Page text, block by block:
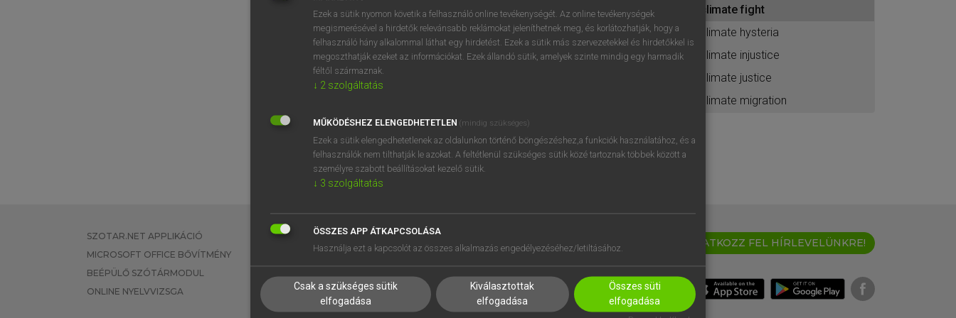
BELÉPÉS
próbaverziójának elindításához
regisztrálok ésbelépek.
REGISZTRÁCIÓ
climate fight
climate hysteria
climate injustice
climate justice
climate migration
SZOTAR.NET APPLIKÁCIÓ
MICROSOFT OFFICE BŐVÍTMÉNY
BEÉPÜLŐ SZÓTÁRMODUL
ONLINE NYELVVIZSGA
EGYÉNI FELHASZNÁLÓKNAK
TANULÓKNAK
VÁLLALATI MEGOLDÁSOK
SÚGÓ
RÓLUNK
SÜTI BEÁLLÍTÁSOK
IRATKOZZ FEL HÍRLEVELÜNKRE!
Ezek a sütik nyomon követik a felhasználó online tevékenységét. Az online tevékenységek
megismerésével a hirdetők relevánsabb reklámokat jeleníthetnek meg, és korlátozhatják, hogy a
felhasználó hány alkalommal láthat egy hirdetést. Ezek a sütik más szervezetekkel és hirdetőkkel is
megoszthatják ezeket az információkat. Ezek állandó sütik, amelyek szinte mindig egy harmadik
féltől származnak.
↓ 2 szolgáltatás
MŰKÖDÉSHEZ ELENGEDHETETLEN (mindig szükséges)
Ezek a sütik elengedhetetlenek az oldalunkon történő böngészéshez,a funkciók használatához, és a
felhasználók nem tilthatják le azokat. A feltétlenül szükséges sütik közé tartoznak többek között a
személyre szabott beállításokat kezelő sütik.
↓ 3 szolgáltatás
ÖSSZES APP ÁTKAPCSOLÁSA
Használja ezt a kapcsolót az összes alkalmazás engedélyezéséhez/letiltásához.
Csak a szükséges sütik
elfogadása
Kiválasztottak
elfogadása
Összes süti
elfogadása